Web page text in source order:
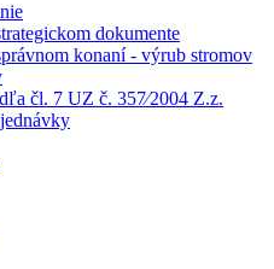
dokumente
konaní - výrub stromov
čl. 7 UZ č. 357⁄2004 Z.z.